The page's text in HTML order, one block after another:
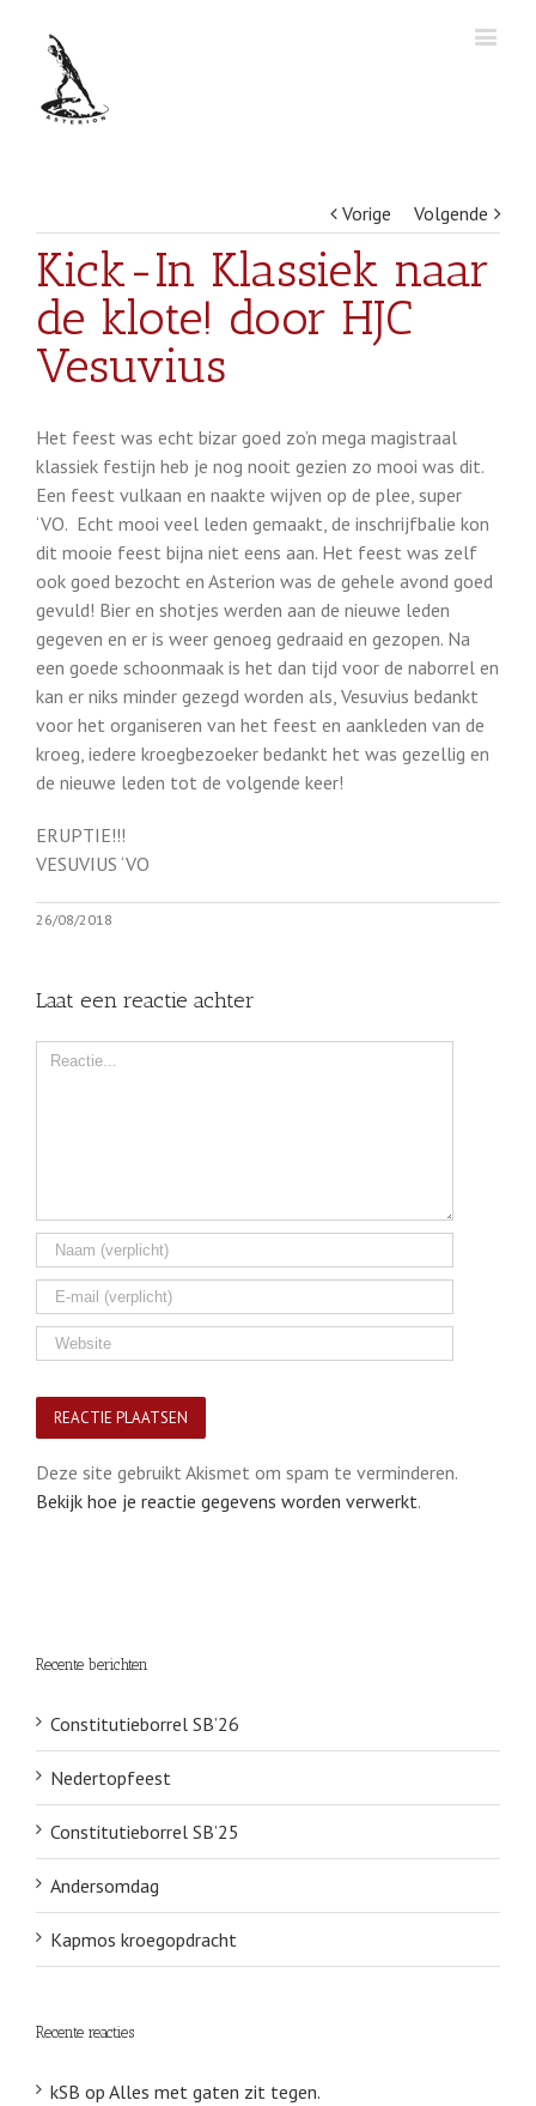
Vorige Volgende
Kick-In Klassiek naar
de klote! door HJC
Vesuvius
Het feest was echt bizar goed zo’n mega magistraal
klassiek festijn heb je nog nooit gezien zo mooi was dit.
Een feest vulkaan en naakte wijven op de plee, super
‘VO. Echt mooi veel leden gemaakt, de inschrijfbalie kon
dit mooie feest bijna niet eens aan. Het feest was zelf
ook goed bezocht en Asterion was de gehele avond goed
gevuld! Bier en shotjes werden aan de nieuwe leden
gegeven en er is weer genoeg gedraaid en gezopen. Na
een goede schoonmaak is het dan tijd voor de naborrel en
kan er niks minder gezegd worden als, Vesuvius bedankt
voor het organiseren van het feest en aankleden van de
kroeg, iedere kroegbezoeker bedankt het was gezellig en
de nieuwe leden tot de volgende keer!
ERUPTIE!!!
VESUVIUS ‘VO
26/08/2018
Laat een reactie achter
Comment
Deze site gebruikt Akismet om spam te verminderen.
Bekijk hoe je reactie gegevens worden verwerkt.
Recente berichten
Constitutieborrel SB’26
Nedertopfeest
Constitutieborrel SB’25
Andersomdag
Kapmos kroegopdracht
Recente reacties
kSB op Alles met gaten zit tegen.